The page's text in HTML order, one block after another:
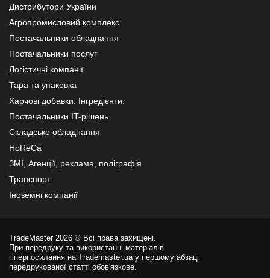
Дистрибутори України
Агропромисловий комплекс
Постачальники обладнання
Постачальники послуг
Логістичні компанії
Тара та упаковка
Харчові добавки. Інгредієнти.
Постачальники IT-рішень
Складське обладнання
HoReCa
ЗМІ, Агенції, реклама, поліграфія
Транспорт
Іноземні компанії
TradeMaster 2026 © Всі права захищені.
При передруку та використанні матеріалів
гіперпосилання на Trademaster.ua у першому абзаці
передрукованої статті обов'язкове.